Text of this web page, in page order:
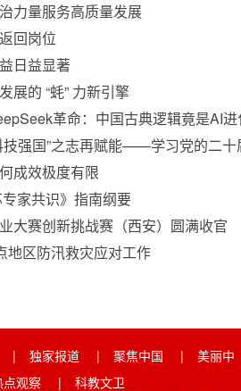
力量服务高质量发展
回岗位
日益显著
展的 “蚝” 力新引擎
革命：中国古典逻辑竟是AI
技强国”之志再赋能——学习党的二
成效极度有限
家共识》指南纲要
大赛创新挑战赛（西安）圆满收官
地区防汛救灾应对工作
| 独家报道 | 聚焦中国 |
美丽中
点观察 | 科教文卫